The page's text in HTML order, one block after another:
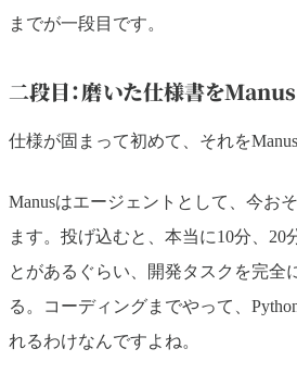
までが一段目です。
二段目：磨いた仕様書を
仕様が固まって初めて、それを
Manusはエージェントとして、今お
ます。投げ込むと、本当に10分、20
とがあるぐらい、開発タスクを完全
る。コーディングまでやって、
れるわけなんですよね。